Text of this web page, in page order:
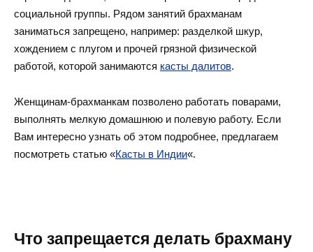
социальной группы. Рядом занятий брахманам
заниматься запрещено, например: разделкой шкур,
хождением с плугом и прочей грязной физической
работой, которой занимаются касты далитов.
Женщинам-брахманкам позволено работать поварами,
выполнять мелкую домашнюю и полевую работу. Если
Вам интересно узнать об этом подробнее, предлагаем
посмотреть статью «Касты в Индии«.
Что запрещается делать брахману